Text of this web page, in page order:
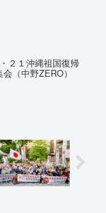
２１沖縄祖国復帰
（中野ZERO）